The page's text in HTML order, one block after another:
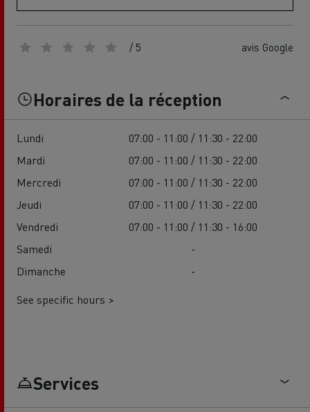
/ 5 avis Google
Horaires de la réception
Lundi
07:00 - 11:00 / 11:30 - 22:00
Mardi
07:00 - 11:00 / 11:30 - 22:00
Mercredi
07:00 - 11:00 / 11:30 - 22:00
Jeudi
07:00 - 11:00 / 11:30 - 22:00
Vendredi
07:00 - 11:00 / 11:30 - 16:00
Samedi
-
Dimanche
-
See specific hours >
Services